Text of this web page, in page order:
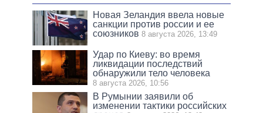
Новая Зеландия ввела новые
санкции против россии и ее
союзников 8 августа 2026, 13:49
Удар по Киеву: во время
ликвидации последствий
обнаружили тело человека
8 августа 2026, 10:56
В Румынии заявили об
изменении тактики российских